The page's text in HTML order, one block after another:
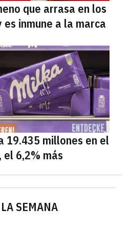
SEMANA
que arrasa en los
inmune a la marca
19.435 millones en el
6,2% más